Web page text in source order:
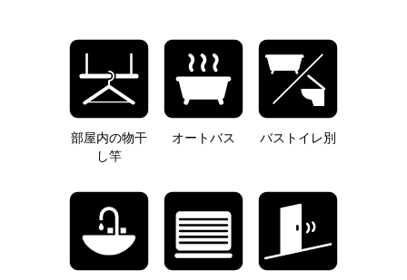
部屋内の物干
し竿
オートバス バストイレ別